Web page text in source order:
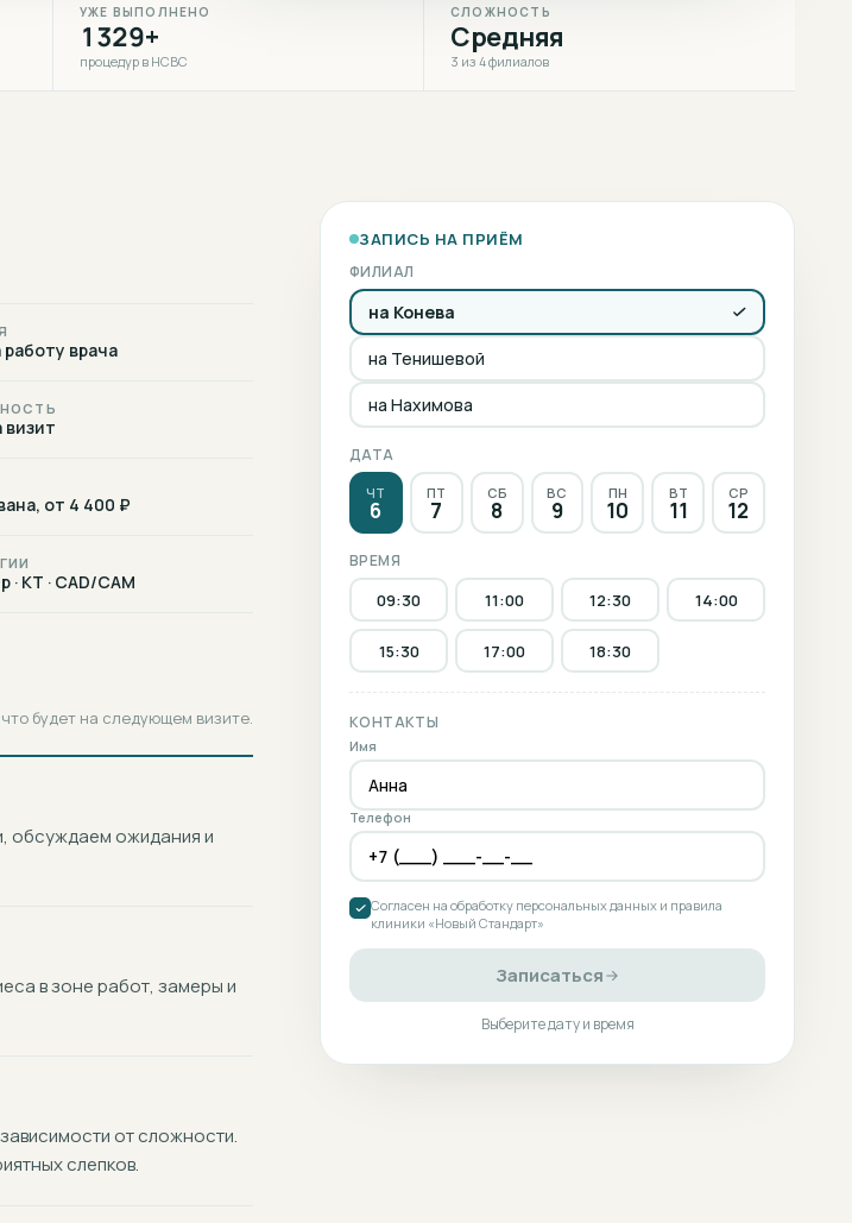
УЖЕ ВЫПОЛНЕНО
1329+
процедур в НСВС
СЛОЖНОСТЬ
Средняя
3 из 4 филиалов
работу врача
визит
от 4 400 ₽
· КТ · CAD/CAM
будет на следующем визите.
обсуждаем ожидания и
в зоне работ, замеры и
от сложности.
слепков.
ЗАПИСЬ НА ПРИЁМ
ФИЛИАЛ
на Конева
на Тенишевой
на Нахимова
ДАТА
ЧТ
6
ПТ
7
СБ
8
ВС
9
ПН
10
ВТ
11
СР
12
ВРЕМЯ
09:30 11:00 12:30 14:00
15:30 17:00 18:30
КОНТАКТЫ
Имя
Телефон
Согласен на обработку персональных данных и правила
клиники «Новый Стандарт»
Записаться
Выберите дату и время